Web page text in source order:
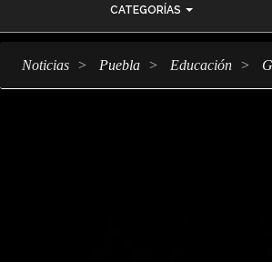
CATEGORÍAS
Noticias Puebla Educación